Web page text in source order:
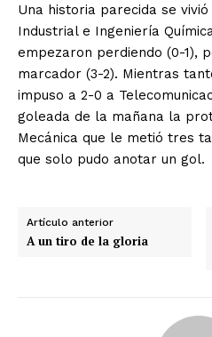
Una historia parecida se
Industrial e Ingeniería
empezaron perdiendo (0-1),
marcador (3-2). Mientras
impuso a 2-0 a
goleada de la mañana la
Mecánica que le metió tres
que solo pudo anotar un gol.
Artículo anterior
A un tiro de la gloria